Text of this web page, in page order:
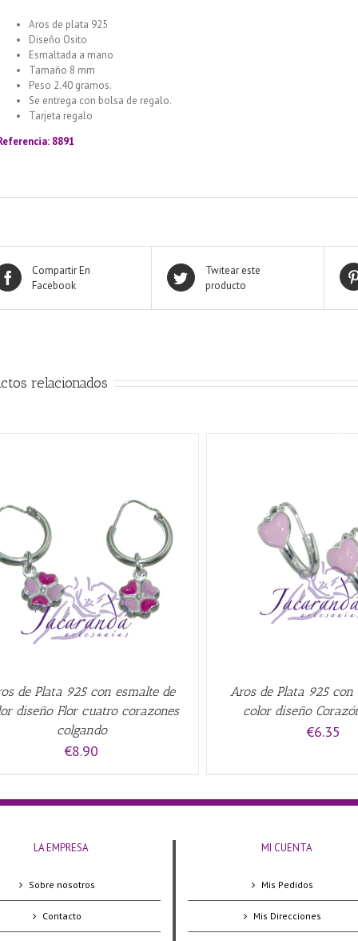
Aros de plata 925
Diseño Osito
Esmaltada a mano
Tamaño 8 mm
Peso 2.40 gramos.
Se entrega con bolsa de regalo.
Tarjeta regalo
8891
Compartir En
Facebook
Twitear este
producto
relacionados
de Plata 925 con esmalte de
diseño Flor cuatro corazones
colgando
€8.90
AÑADIR AL CARRITO / QUICK VIEW
Aros de Plata 925 con
color diseño
€6.35
AÑADIR AL CARRITO
LA EMPRESA
Sobre nosotros
Contacto
MI CUENTA
Mis Pedidos
Mis Direcciones